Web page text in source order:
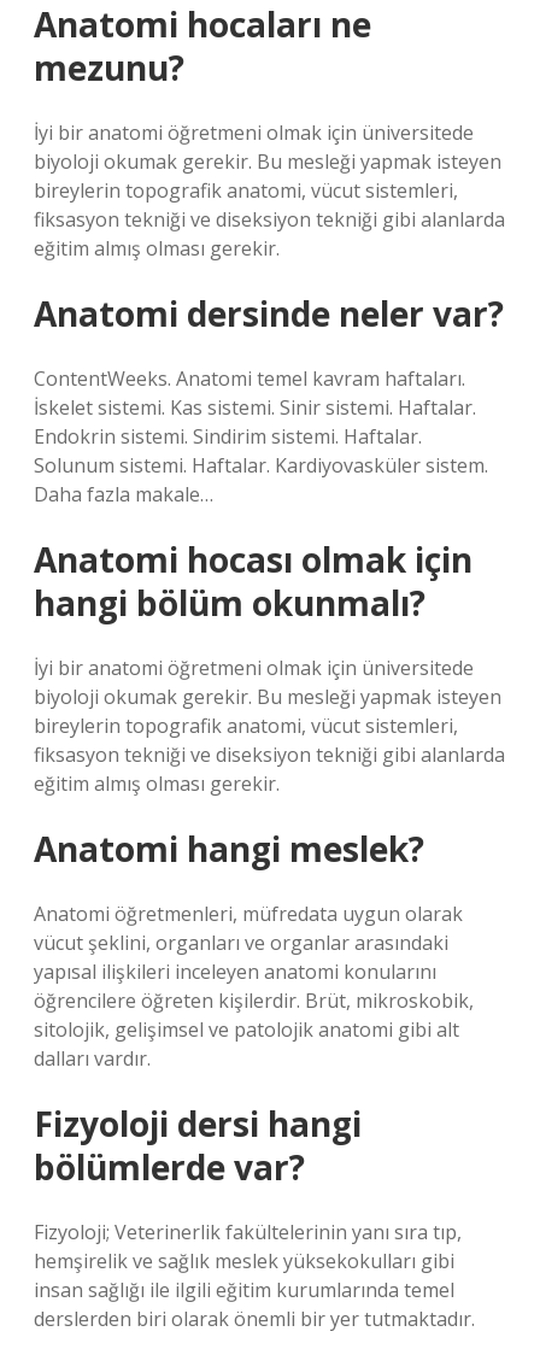
Anatomi hocaları ne
mezunu?
İyi bir anatomi öğretmeni olmak için üniversitede
biyoloji okumak gerekir. Bu mesleği yapmak isteyen
bireylerin topografik anatomi, vücut sistemleri,
fiksasyon tekniği ve diseksiyon tekniği gibi alanlarda
eğitim almış olması gerekir.
Anatomi dersinde neler var?
ContentWeeks. Anatomi temel kavram haftaları.
İskelet sistemi. Kas sistemi. Sinir sistemi. Haftalar.
Endokrin sistemi. Sindirim sistemi. Haftalar.
Solunum sistemi. Haftalar. Kardiyovasküler sistem.
Daha fazla makale…
Anatomi hocası olmak için
hangi bölüm okunmalı?
İyi bir anatomi öğretmeni olmak için üniversitede
biyoloji okumak gerekir. Bu mesleği yapmak isteyen
bireylerin topografik anatomi, vücut sistemleri,
fiksasyon tekniği ve diseksiyon tekniği gibi alanlarda
eğitim almış olması gerekir.
Anatomi hangi meslek?
Anatomi öğretmenleri, müfredata uygun olarak
vücut şeklini, organları ve organlar arasındaki
yapısal ilişkileri inceleyen anatomi konularını
öğrencilere öğreten kişilerdir. Brüt, mikroskobik,
sitolojik, gelişimsel ve patolojik anatomi gibi alt
dalları vardır.
Fizyoloji dersi hangi
bölümlerde var?
Fizyoloji; Veterinerlik fakültelerinin yanı sıra tıp,
hemşirelik ve sağlık meslek yüksekokulları gibi
insan sağlığı ile ilgili eğitim kurumlarında temel
derslerden biri olarak önemli bir yer tutmaktadır.